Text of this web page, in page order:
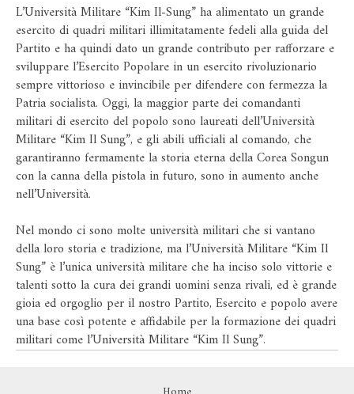
L’Università Militare “Kim Il-Sung” ha alimentato un grande
esercito di quadri militari illimitatamente fedeli alla guida del
Partito e ha quindi dato un grande contributo per rafforzare e
sviluppare l’Esercito Popolare in un esercito rivoluzionario
sempre vittorioso e invincibile per difendere con fermezza la
Patria socialista. Oggi, la maggior parte dei comandanti
militari di esercito del popolo sono laureati dell’Università
Militare “Kim Il Sung”, e gli abili ufficiali al comando, che
garantiranno fermamente la storia eterna della Corea Songun
con la canna della pistola in futuro, sono in aumento anche
nell’Università.
Nel mondo ci sono molte università militari che si vantano
della loro storia e tradizione, ma l’Università Militare “Kim Il
Sung” è l’unica università militare che ha inciso solo vittorie e
talenti sotto la cura dei grandi uomini senza rivali, ed è grande
gioia ed orgoglio per il nostro Partito, Esercito e popolo avere
una base così potente e affidabile per la formazione dei quadri
militari come l’Università Militare “Kim Il Sung”.